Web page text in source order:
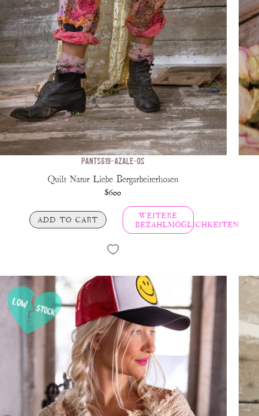
PANTS 619-AZALE-OS
Quilt Natur Liebe Bergarbeiterhosen
$600
ADD TO CART
WEITERE
BEZAHLMÖGLICHKEITEN